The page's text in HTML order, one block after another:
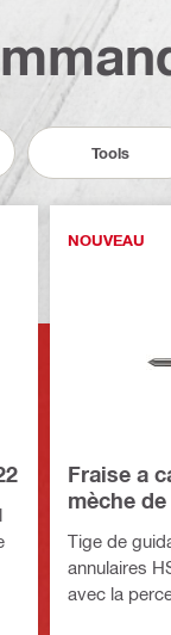
Tools
NOUVEAU
Fraise a
mèche de
Tige de
annulaires
avec la